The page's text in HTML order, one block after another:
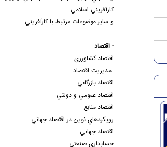
کارآفريني اسلامي
و ساير موضوعات مرتبط با کارآفريني
- اقتصاد
اقتصاد کشاورزی
مديريت اقتصاد
اقتصاد بازرگاني
اقتصاد عمومي و دولتي
اقتصاد منابع
رويکردهاي نوين در اقتصاد جهاني
اقتصاد جهاني
حسابداری صنعتی